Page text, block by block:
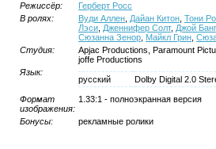
Режиссёр:
Герберт Росс
В ролях:
Вуди Аллен Дайан Китон Тони
Лэси Дженнифер Солт, Джой Банг
Сюзанна Зенор Майкл Грин
Студия:
Apjac Productions, Paramount
joffe Productions
Язык:
русский Dolby Digital 2.0
Формат
изображения:
1.33:1 - полноэкранная версия
Бонусы: рекламные ролики